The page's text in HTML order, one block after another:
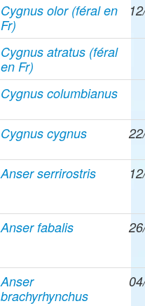
Cygnus olor (féral en
Fr)
Cygnus atratus (féral
en Fr)
Cygnus columbianus
Cygnus cygnus
Anser serrirostris
Anser fabalis
Anser
brachyrhynchus